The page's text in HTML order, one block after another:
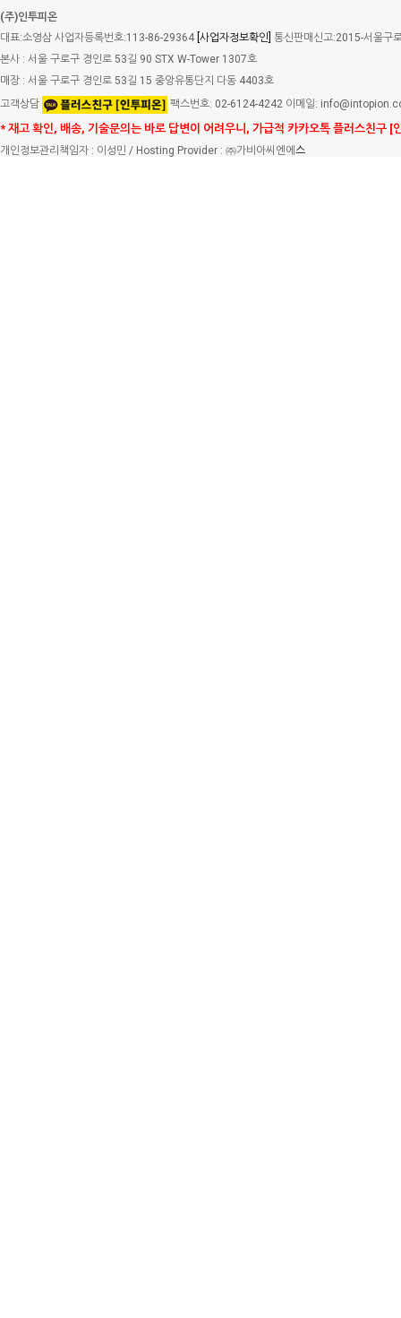
(주)인투피온
대표:소영삼 사업자등록번호:113-86-29364 [사업자정보확인] 통신판매신고:2015-서울구
본사 : 서울 구로구 경인로 53길 90 STX W-Tower 1307호
매장 : 서울 구로구 경인로 53길 15 중앙유통단지 다동 4403호
고객상담
팩스번호: 02-6124-4242 이메일:
* 재고 확인, 배송, 기술문의는 바로 답변이 어려우니, 가급적 카카오톡 플러스친구 [
개인정보관리책임자 : 이성민 / Hosting Provider : ㈜가비아씨엔에 스